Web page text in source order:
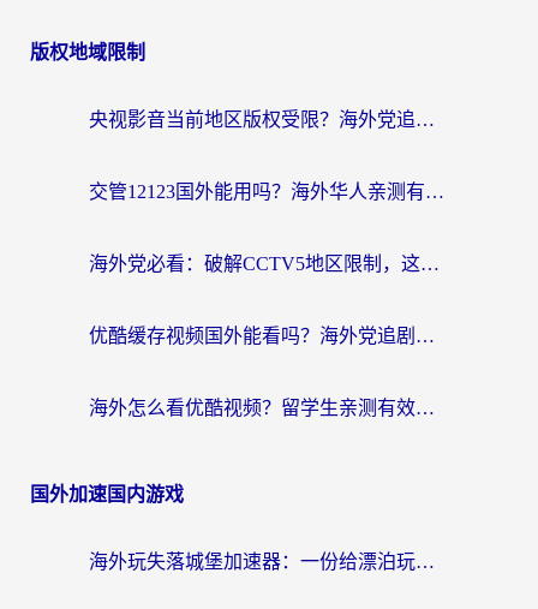
版权地域限制
央视影音当前地区版权受限？海外党追剧看片的终极解决方案来了
交管12123国外能用吗？海外华人亲测有效的回国加速器选择指南
海外党必看：破解CCTV5地区限制，这样看欧洲杯奥运直播才够爽！
优酷缓存视频国外能看吗？海外党追剧看片的终极解决方案来了
海外怎么看优酷视频？留学生亲测有效的回国加速器选择指南
国外加速国内游戏
海外玩失落城堡加速器：一份给漂泊玩家的网络自救指南